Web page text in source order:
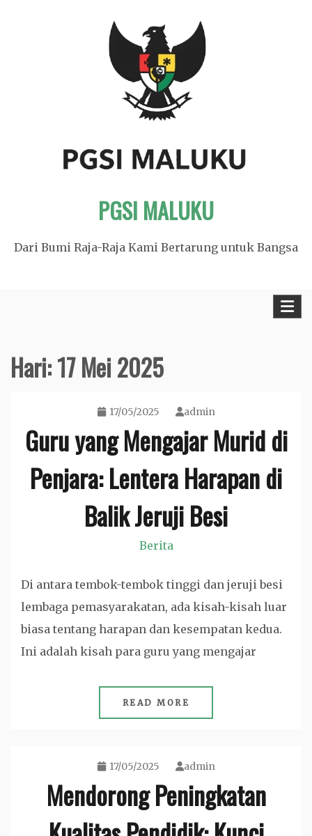
PGSI MALUKU
Dari Bumi Raja-Raja Kami Bertarung untuk Bangsa
Hari:17 Mei 2025
17/05/2025 admin
Guru yang Mengajar Murid di
Penjara: Lentera Harapan di
Balik Jeruji Besi
Berita
Di antara tembok-tembok tinggi dan jeruji besi
lembaga pemasyarakatan, ada kisah-kisah luar
biasa tentang harapan dan kesempatan kedua.
Ini adalah kisah para guru yang mengajar
READ MORE
17/05/2025 admin
Mendorong Peningkatan